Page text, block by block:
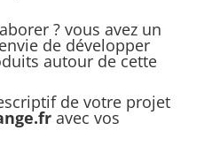
? vous avez un
de développer
autour de cette
de votre projet
avec vos